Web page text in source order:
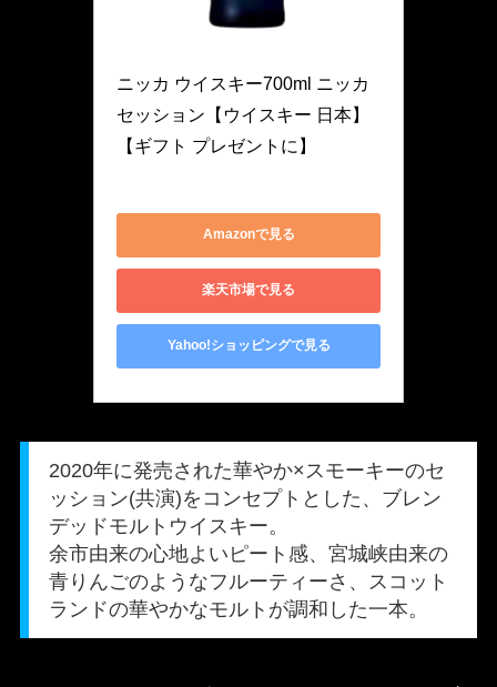
ニッカ ウイスキー700ml ニッカ
セッション【ウイスキー 日本】
【ギフト プレゼントに】
Amazonで見る
楽天市場で見る
Yahoo!ショッピングで見る
2020年に発売された華やか×スモーキーのセ
ッション(共演)をコンセプトとした、ブレン
デッドモルトウイスキー。
余市由来の心地よいピート感、宮城峡由来の
青りんごのようなフルーティーさ、スコット
ランドの華やかなモルトが調和した一本。